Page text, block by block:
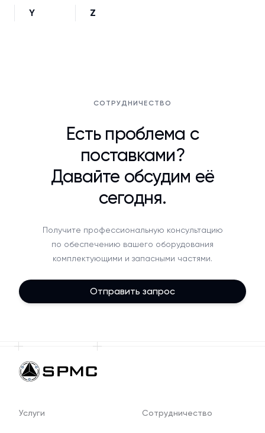
Y Z
СОТРУДНИЧЕСТВО
Есть проблема с
поставками?
Давайте обсудим её
сегодня.
Получите профессиональную консультацию
по обеспечению вашего оборудования
комплектующими и запасными частями.
Отправить запрос
Услуги Сотрудничество